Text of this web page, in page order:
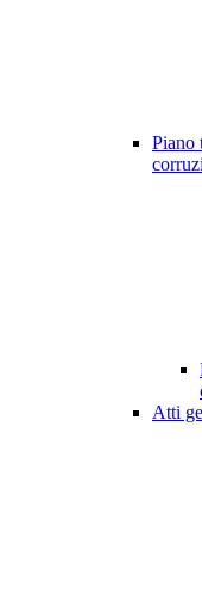
Piano
Atti